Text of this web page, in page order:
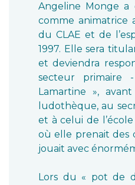
Angeline Monge a
comme animatrice
du CLAE et de
1997. Elle sera
et deviendra
secteur primaire
Lamartine »,
ludothèque, au
et à celui de
où elle prenait des
jouait avec
Lors du « pot de